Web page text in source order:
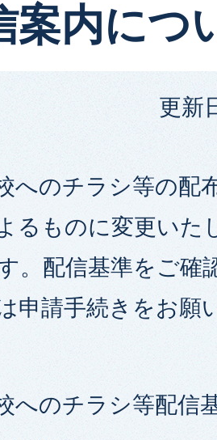
案内につ
更新
へのチラシ等の配
るものに変更いた
。配信基準をご確
申請手続きをお願
へのチラシ等配信